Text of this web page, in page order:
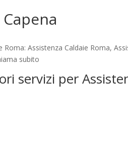
Roma: Assistenza Caldaie Roma,
subito
servizi per